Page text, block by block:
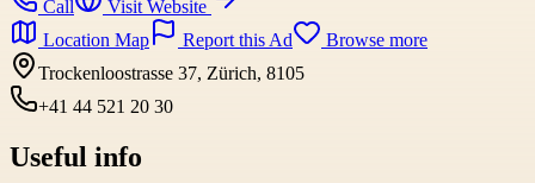
Call
Visit Website
Location Map
Report this Ad
Browse more
Trockenloostrasse 37, Zürich, 8105
+41 44 521 20 30
Useful info